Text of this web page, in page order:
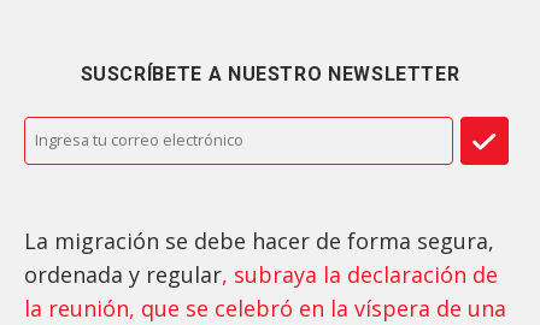
SUSCRÍBETE A NUESTRO NEWSLETTER
La migración se debe hacer de forma segura,
ordenada y regular, subraya la declaración de
la reunión, que se celebró en la víspera de una